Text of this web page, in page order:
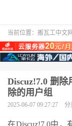
当前位置： 搬瓦工中文网
Discuz!7.0 删除
除的用户组
2025-06-07 09:27:27 分